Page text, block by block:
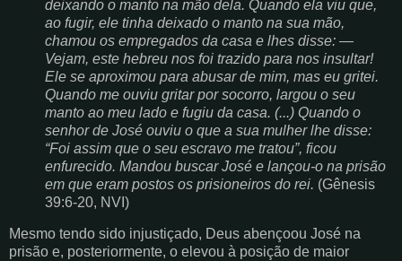
deixando o manto na mão dela. Quando ela viu que,
ao fugir, ele tinha deixado o manto na sua mão,
chamou os empregados da casa e lhes disse: ―
Vejam, este hebreu nos foi trazido para nos insultar!
Ele se aproximou para abusar de mim, mas eu gritei.
Quando me ouviu gritar por socorro, largou o seu
manto ao meu lado e fugiu da casa. (...) Quando o
senhor de José ouviu o que a sua mulher lhe disse:
“Foi assim que o seu escravo me tratou”, ficou
enfurecido. Mandou buscar José e lançou‑o na prisão
em que eram postos os prisioneiros do rei. (Gênesis
39:6-20, NVI)
Mesmo tendo sido injustiçado, Deus abençoou José na
prisão e, posteriormente, o elevou à posição de maior